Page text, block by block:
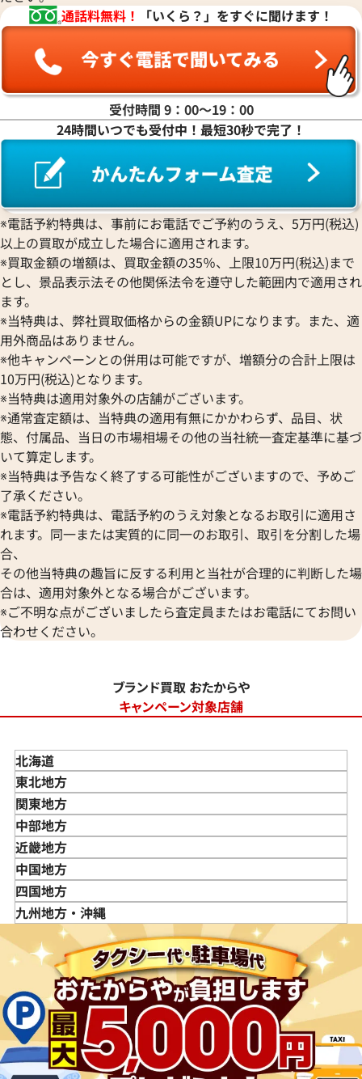
通話料無料！
「いくら？」をすぐに聞けます！
受付時間 9：00〜19：00
24時間いつでも受付中！最短30秒で完了！
※電話予約特典は、事前にお電話でご予約のうえ、5万円(税込)
以上の買取が成立した場合に適用されます。
※買取金額の増額は、買取金額の35％、上限10万円(税込)まで
とし、景品表示法その他関係法令を遵守した範囲内で適用され
ます。
※当特典は、弊社買取価格からの金額UPになります。また、適
用外商品はありません。
※他キャンペーンとの併用は可能ですが、増額分の合計上限は
10万円(税込)となります。
※当特典は適用対象外の店舗がございます。
※通常査定額は、当特典の適用有無にかかわらず、品目、状
態、付属品、当日の市場相場その他の当社統一査定基準に基づ
いて算定します。
※当特典は予告なく終了する可能性がございますので、予めご
了承ください。
※電話予約特典は、電話予約のうえ対象となるお取引に適用さ
れます。同一または実質的に同一のお取引、取引を分割した場
合、
その他当特典の趣旨に反する利用と当社が合理的に判断した場
合は、適用対象外となる場合がございます。
※ご不明な点がございましたら査定員またはお電話にてお問い
合わせください。
ブランド買取 おたからや
キャンペーン対象店舗
北海道
東北地方
青森県
岩手県
宮城県
秋田県
山形県
福島県
関東地方
東京都
神奈川県
埼玉県
千葉県
茨城県
栃木県
群馬県
中部地方
新潟県
富山県
石川県
山梨県
長野県
岐阜県
静岡県
愛知県
近畿地方
三重県
滋賀県
京都府
兵庫県
奈良県
和歌山県
中国地方
鳥取県
島根県
広島県
山口県
四国地方
徳島県
愛媛県
九州地方・沖縄
佐賀県
長崎県
熊本県
大分県
宮崎県
鹿児島県